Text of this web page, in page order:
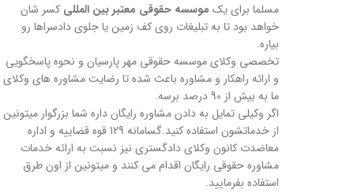
مسلما برای یک موسسه حقوقی معتبر بین المللی کسر شان
خواهد بود تا به تبلیغات روی کف زمین یا جلوی دادسراها رو
بیاره.
تخصصی وکلای موسسه حقوقی مهر پارسیان و نحوه پاسخگویی
و ارائه راهکار و مشاوره باعث شده تا رضایت مشاوره های وکلای
ما به بیش از 90 درصد برسه.
اگر وکیلی تمایل به دادن مشاوره رایگان داره شما بزرگوار میتونین
از خدماتشون استفاده کنید.گسامانه 129 قوه قضاییه و اداره
معاضدت کانون وکلای دادگستری نیز نسبت به ارائه خدمات
مشاوره حقوقی رایگان اقدام می کنند و میتونین از اون طرق
استفاده بفرمایید.